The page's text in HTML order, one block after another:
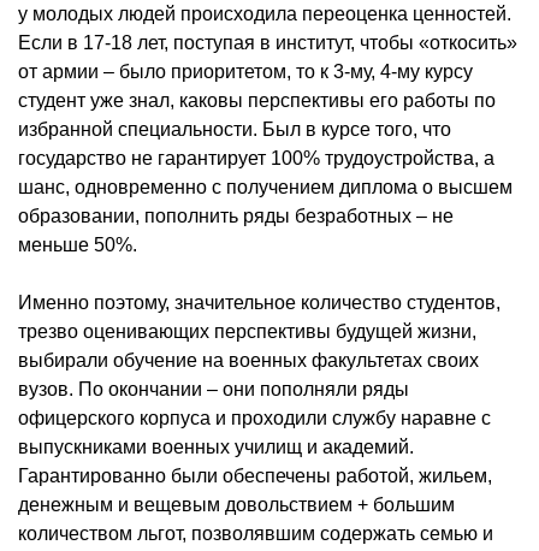
у молодых людей происходила переоценка ценностей.
Если в 17-18 лет, поступая в институт, чтобы «откосить»
от армии – было приоритетом, то к 3-му, 4-му курсу
студент уже знал, каковы перспективы его работы по
избранной специальности. Был в курсе того, что
государство не гарантирует 100% трудоустройства, а
шанс, одновременно с получением диплома о высшем
образовании, пополнить ряды безработных – не
меньше 50%.
Именно поэтому, значительное количество студентов,
трезво оценивающих перспективы будущей жизни,
выбирали обучение на военных факультетах своих
вузов. По окончании – они пополняли ряды
офицерского корпуса и проходили службу наравне с
выпускниками военных училищ и академий.
Гарантированно были обеспечены работой, жильем,
денежным и вещевым довольствием + большим
количеством льгот, позволявшим содержать семью и